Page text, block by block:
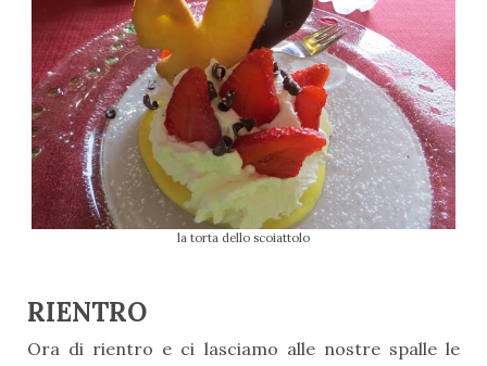
la torta dello scoiattolo
RIENTRO
Ora di rientro e ci lasciamo alle nostre spalle le